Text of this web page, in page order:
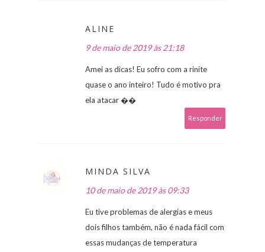
ALINE
9 de maio de 2019 às 21:18
Amei as dicas! Eu sofro com a rinite
quase o ano inteiro! Tudo é motivo pra
ela atacar ��
Responder
MINDA SILVA
10 de maio de 2019 às 09:33
Eu tive problemas de alergias e meus
dois filhos também, não é nada fácil com
essas mudanças de temperatura